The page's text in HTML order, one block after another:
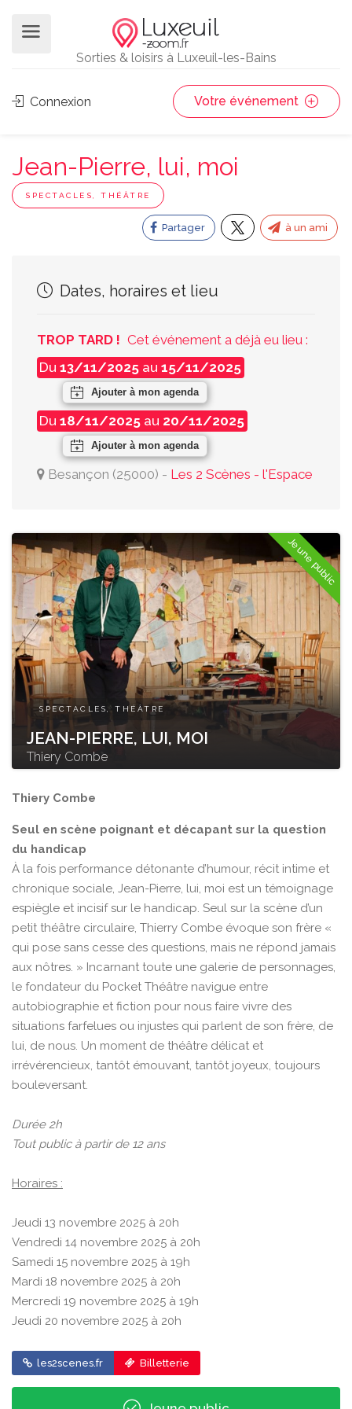
Sorties & loisirs à Luxeuil-les-Bains
Connexion Votre événement
Jean-Pierre, lui, moi
SPECTACLES, THÉÂTRE
Partager à un ami
Dates, horaires et lieu
TROP TARD ! Cet événement a déjà eu lieu :
Du13/11/2025 au15/11/2025
Ajouter à mon agenda
Du18/11/2025 au 20/11/2025
Ajouter à mon agenda
Besançon (25000) - Les 2 Scènes - l'Espace
Jeune public
SPECTACLES, THÉÂTRE
JEAN-PIERRE, LUI, MOI
Thiery Combe
Thiery Combe
Seul en scène poignant et décapant sur la question
du handicap
À la fois performance détonante d’humour, récit intime et
chronique sociale, Jean-Pierre, lui, moi est un témoignage
espiègle et incisif sur le handicap. Seul sur la scène d’un
petit théâtre circulaire, Thierry Combe évoque son frère «
qui pose sans cesse des questions, mais ne répond jamais
aux nôtres. » Incarnant toute une galerie de personnages,
le fondateur du Pocket Théâtre navigue entre
autobiographie et fiction pour nous faire vivre des
situations farfelues ou injustes qui parlent de son frère, de
lui, de nous. Un moment de théâtre délicat et
irrévérencieux, tantôt émouvant, tantôt joyeux, toujours
bouleversant.
Durée 2h
Tout public à partir de 12 ans
Horaires :
Jeudi 13 novembre 2025 à 20h
Vendredi 14 novembre 2025 à 20h
Samedi 15 novembre 2025 à 19h
Mardi 18 novembre 2025 à 20h
Mercredi 19 novembre 2025 à 19h
Jeudi 20 novembre 2025 à 20h
les2scenes.fr Billetterie